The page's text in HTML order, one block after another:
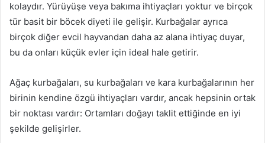
kolaydır. Yürüyüşe veya bakıma ihtiyaçları yoktur ve birçok
tür basit bir böcek diyeti ile gelişir. Kurbağalar ayrıca
birçok diğer evcil hayvandan daha az alana ihtiyaç duyar,
bu da onları küçük evler için ideal hale getirir.
Ağaç kurbağaları, su kurbağaları ve kara kurbağalarının her
birinin kendine özgü ihtiyaçları vardır, ancak hepsinin ortak
bir noktası vardır: Ortamları doğayı taklit ettiğinde en iyi
şekilde gelişirler.